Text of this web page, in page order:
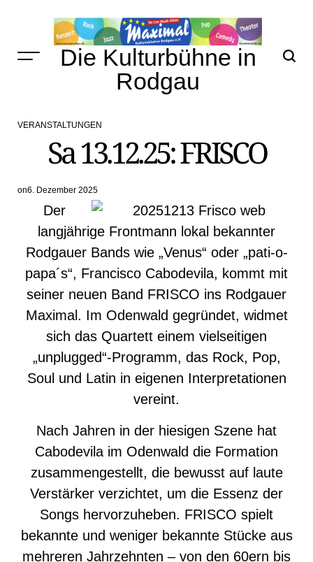
to
content
Die Kulturbühne in
Rodgau
POSTED
VERANSTALTUNGEN
Sa 13.12.25: FRISCO
on6. Dezember 2025
Der
langjährige Frontmann lokal bekannter
Rodgauer Bands wie „Venus“ oder „pati-o-
papa´s“, Francisco Cabodevila, kommt mit
seiner neuen Band FRISCO ins Rodgauer
Maximal. Im Odenwald gegründet, widmet
sich das Quartett einem vielseitigen
„unplugged“-Programm, das Rock, Pop,
Soul und Latin in eigenen Interpretationen
vereint.
Nach Jahren in der hiesigen Szene hat
Cabodevila im Odenwald die Formation
zusammengestellt, die bewusst auf laute
Verstärker verzichtet, um die Essenz der
Songs hervorzuheben. FRISCO spielt
bekannte und weniger bekannte Stücke aus
mehreren Jahrzehnten – von den 60ern bis